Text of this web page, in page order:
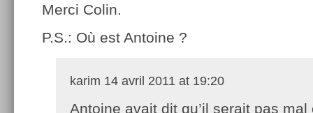
Merci Colin.
P.S.: Où est Antoine ?
karim 14 avril 2011 at 19:20
Antoine avait dit qu’il serait pas mal